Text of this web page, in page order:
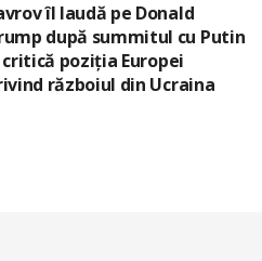
îl laudă pe Donald
după summitul cu Putin
poziția Europei
războiul din Ucraina